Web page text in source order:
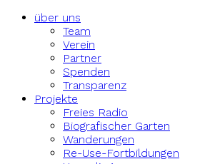
über uns
Team
Verein
Partner
Spenden
Transparenz
Projekte
Freies Radio
Biografischer Garten
Wanderungen
Re-Use-Fortbildungen